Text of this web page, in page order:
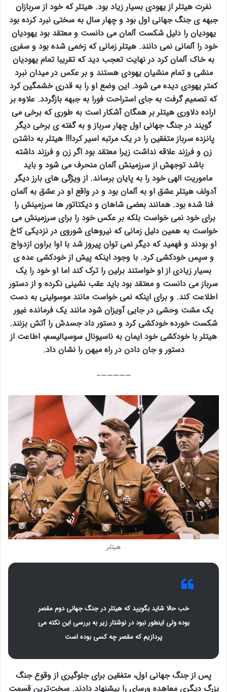
نفرت هیتلر از یهودی بسیار زیاد بود. هیتلر که خود از سربازان
جبهه ی جنگ جهانی اول بود و چهار سال به سختی نبرد کرده بود
یهودیان را دلیل شکست آلمان می دانست و معتقد بود یهودیان
خود را آلمانی نمی دانند. هیتلر زمانی که زخمی شده بود و سفری
به خاک آلمان کرد در نهایت تعجب دید که تقریبا تمام یهودیان
منشی و تمام منشیان یهودی هستند و بر عکس در میدان نبرد
کمتر یهودی دیده می شود. این وضع او را به قدری خشمگین کرد
که تصمیم گرفت به جای استراحت فورا به جبهه بازگردد. علاوه بر
اراده دلاوری هیتلر بر همگان آشکار است به طوری که برخی می
گویند در جنگ جهانی اول چهار سرباز و به گفته ی برخی دیگر
پانزده سرباز متفقین را در یک مرتبه اسیر کرد!!! هیتلر به داشتن
زن و فرزند علاقه نداشت زیرا معتقد بود اگر زن و فرزند داشته
باشد توجهش از سرزمینش آلمان منحرف می شود و باید
ماموریت الهی خود را به پایان برساند. از ویژگی های بارز دیگر
آدولف هیتلر عشق او به آلمان بود و در واقع او در عشق به آلمان
فنا شده بود. همانند بعضی شاهان و دیکتاتور ها سرزمینش را
برای خود نمی خواست بلکه بر عکس خود را برای سرزمینش می
خواست به همین دلیل زمانی که نیروهای شوروی در نزدیکی کاخ
او بودند و فهمید که دیگر نمی توان پیروز شد با اوا براون ازدواج
و سپس خودکشی کرد. با وجود اینکه پیش از خودکشی عده ی
بسیار زیادی از او خواستند برلین را ترک کند اما او خود را یک
سرباز می دانست و معتقد بود باید عقب نشینی نکرده و از دستور
اطلاعت کند. و برای اینکه نمی خواست مانند موسولینی به دست
یک مشت وحشی در جایی آویزان شود مانند یک فرمانده غیور
شکست خورده خودکشی کرد و دستور داد جسدش را آتش بزنند.
هیتلر با خودکشی خود ایمان به ناسیونال سوسیالیسم، اطاعت از
دستور و جان دادن در راه میهن را نشان داد.
—————–
هیتلر
خب حالا شاید بگویید که هیتلر در جنگ جهانی دوم مقصر
بوده ولی اینطور نبود در نوشتار زیر به بررسی این نکته می
پردازیم که مقصر چه کسی بوده است
پس از جنگ جهانی اول، متفقین برای جلوگیری از وقوع جنگ
بزرگ دیگری معاهده ورسای را پیشنهاد دادند. سخت‌ترین قسمت